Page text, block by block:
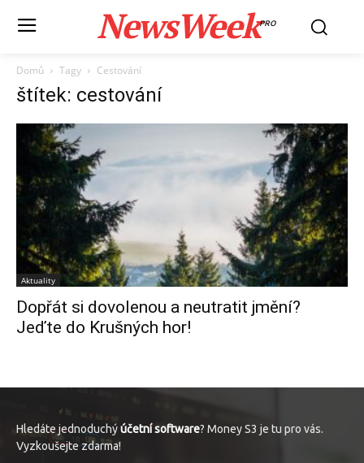
NewsWeekPRO
Domů Tagy Cestování
štítek: cestování
Aktuality
Dopřát si dovolenou a neutratit jmění?
Jeďte do Krušných hor!
Hledáte jednoduchýúčetní software? Money S3 je tu pro vás.
Vyzkoušejte zdarma!